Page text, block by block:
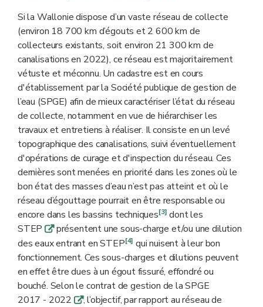
Si la Wallonie dispose d’un vaste réseau de collecte
(environ 18 700 km d’égouts et 2 600 km de
collecteurs existants, soit environ 21 300 km de
canalisations en 2022), ce réseau est majoritairement
vétuste et méconnu. Un cadastre est en cours
d'établissement par la Société publique de gestion de
l’eau (SPGE) afin de mieux caractériser l’état du réseau
de collecte, notamment en vue de hiérarchiser les
travaux et entretiens à réaliser. Il consiste en un levé
topographique des canalisations, suivi éventuellement
d'opérations de curage et d'inspection du réseau. Ces
dernières sont menées en priorité dans les zones où le
bon état des masses d’eau n’est pas atteint et où le
réseau d’égouttage pourrait en être responsable ou
encore dans les bassins techniques[3] dont les
STEPq présentent une sous-charge et/ou une dilution
des eaux entrant en STEP[4] qui nuisent à leur bon
fonctionnement. Ces sous-charges et dilutions peuvent
en effet être dues à un égout fissuré, effondré ou
bouché. Selon le contrat de gestion de la SPGE
2017 - 2022 q, l’objectif, par rapport au réseau de